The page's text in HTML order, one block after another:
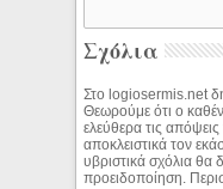
Σχόλια
Στο logiosermis.net
Θεωρούμε ότι ο
ελεύθερα τις
αποκλειστικά τον
υβριστικά σχόλια θα
προειδοποίηση.